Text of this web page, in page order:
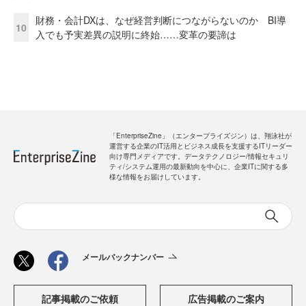
10
財務・会計DXは、なぜ経営判断につながらないのか BI導
入でも予実差異の説明に終始……変革の要諦は
「EnterpriseZine」（エンタープライズジン）は、翔泳社が
運営する企業のIT活用とビジネス成長を支援するITリーダー
向け専門メディアです。データテクノロジー/情報セキュリ
ティ/システム運用の最新動向を中心に、企業ITに関する多
様な情報をお届けしています。
メールバックナンバー
記事掲載のご依頼 広告掲載のご案内